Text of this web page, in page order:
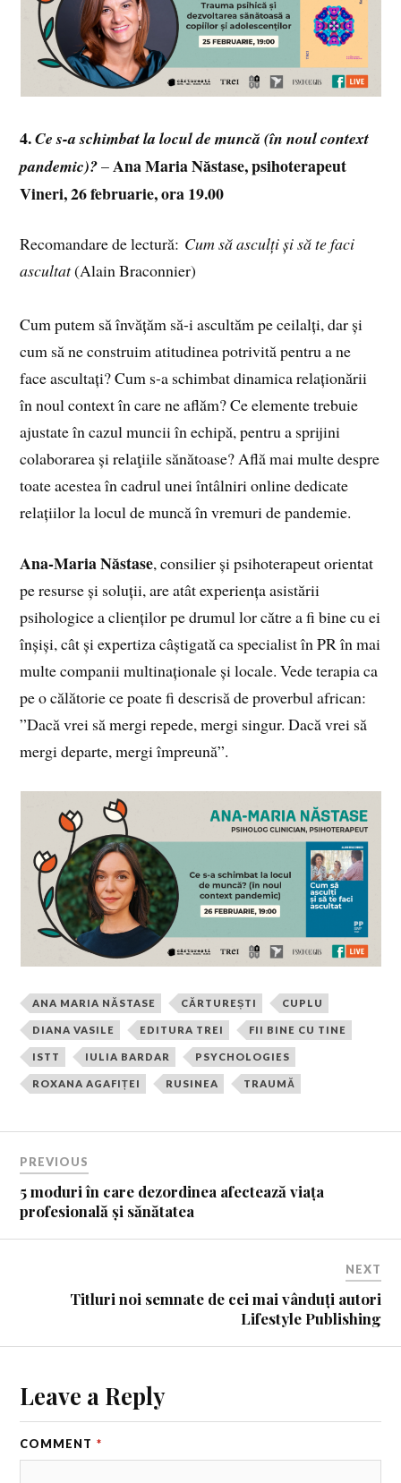
4.Ce s-a schimbat la locul de muncă (în noul context
pandemic)?–Ana Maria Năstase, psihoterapeut
Vineri, 26 februarie, ora 19.00
Recomandare de lectură: Cum să asculți și să te faci
ascultat(Alain Braconnier)
Cum putem să învățăm să-i ascultăm pe ceilalți, dar și
cum să ne construim atitudinea potrivită pentru a ne
face ascultați? Cum s-a schimbat dinamica relaționării
în noul context în care ne aflăm? Ce elemente trebuie
ajustate în cazul muncii în echipă, pentru a sprijini
colaborarea și relaţiile sănătoase? Află mai multe despre
toate acestea în cadrul unei întâlniri online dedicate
relațiilor la locul de muncă în vremuri de pandemie.
Ana-Maria Năstase, consilier și psihoterapeut orientat
pe resurse și soluții, are atât experiența asistării
psihologice a clienților pe drumul lor către a fi bine cu ei
înșiși, cât și expertiza câștigată ca specialist în PR în mai
multe companii multinaționale și locale. Vede terapia ca
pe o călătorie ce poate fi descrisă de proverbul african:
”Dacă vrei să mergi repede, mergi singur. Dacă vrei să
mergi departe, mergi împreună”.
ANA MARIA NĂSTASE CĂRTUREȘTI CUPLU
DIANA VASILE EDITURA TREI FII BINE CU TINE
ISTT IULIA BARDAR PSYCHOLOGIES
ROXANA AGAFIȚEI RUSINEA TRAUMĂ
PREVIOUS
5 moduri în care dezordinea afectează viața
profesională și sănătatea
NEXT
Titluri noi semnate de cei mai vânduți autori
Lifestyle Publishing
Leave a Reply
COMMENT *